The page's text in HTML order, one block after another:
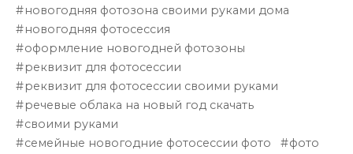
новогодняя фотозона своими руками дома
новогодняя фотосессия
оформление новогодней фотозоны
реквизит для фотосессии
реквизит для фотосессии своими руками
речевые облака на новый год скачать
своими руками
семейные новогодние фотосессии фото
фото